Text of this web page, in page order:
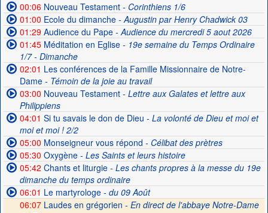
00:06Nouveau Testament- Corinthiens 1/6
01:00 Ecole du dimanche- Augustin par Henry Chadwick 03
01:29Audience du Pape- Audience du mercredi 5 aout 2026
01:45Méditation en Eglise- 19e semaine du Temps Ordinaire
1/7 - Dimanche
02:01 Les conférences de la Famille Missionnaire de Notre-
Dame- Témoin de la joie au travail
03:00 Nouveau Testament- Lettre aux Galates et lettre aux
Philippiens
04:01 Si tu savais le don de Dieu - La volonté de Dieu et moi et
moi et moi ! 2/2
05:00 Monseigneur vous répond - Célibat des prètres
05:30 Oxygène- Les Saints et leurs histoire
05:42 Chants et liturgie- Les chants propres à la messe du 19e
dimanche du temps ordinaire
06:01 Le martyrologe- du 09 Août
06:07Laudes en grégorien - En direct de l'abbaye Notre-Dame